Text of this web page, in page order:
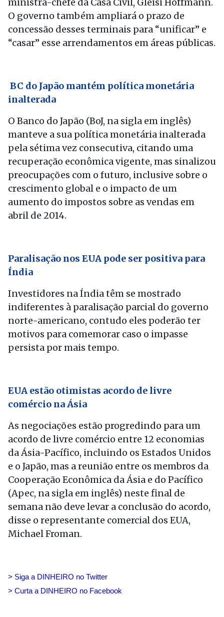
O governo também ampliará o prazo de
concessão desses terminais para “unificar” e
“casar” esse arrendamentos em áreas públicas.
BC do Japão mantém política monetária
inalterada
O Banco do Japão (BoJ, na sigla em inglês)
manteve a sua política monetária inalterada
pela sétima vez consecutiva, citando uma
recuperação econômica vigente, mas sinalizou
preocupações com o futuro, inclusive sobre o
crescimento global e o impacto de um
aumento do impostos sobre as vendas em
abril de 2014.
Paralisação nos EUA pode ser positiva para
Índia
Investidores na Índia têm se mostrado
indiferentes à paralisação parcial do governo
norte-americano, contudo eles poderão ter
motivos para comemorar caso o impasse
persista por mais tempo.
EUA estão otimistas acordo de livre
comércio na Ásia
As negociações estão progredindo para um
acordo de livre comércio entre 12 economias
da Ásia-Pacífico, incluindo os Estados Unidos
e o Japão, mas a reunião entre os membros da
Cooperação Econômica da Ásia e do Pacífico
(Apec, na sigla em inglês) neste final de
semana não deve levar a conclusão do acordo,
disse o representante comercial dos EUA,
Michael Froman.
> Siga a DINHEIRO no Twitter
> Curta a DINHEIRO no Facebook